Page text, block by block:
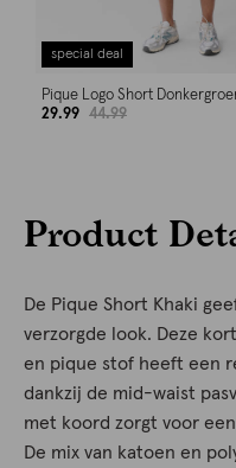
special deal
Pique Logo Short
29.99
44.99
Product
De Pique Short Khaki
verzorgde look. Deze
en pique stof heeft een
dankzij de mid-waist
met koord zorgt voor
De mix van katoen en